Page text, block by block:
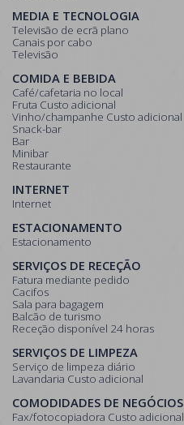
MEDIA E TECNOLOGIA
Televisão de ecrã plano
Canais por cabo
Televisão
COMIDA E BEBIDA
Café/cafetaria no local
Fruta Custo adicional
Vinho/champanhe Custo adicional
Snack-bar
Bar
Minibar
Restaurante
INTERNET
Internet
ESTACIONAMENTO
Estacionamento
SERVIÇOS DE RECEÇÃO
Fatura mediante pedido
Cacifos
Sala para bagagem
Balcão de turismo
Receção disponível 24 horas
SERVIÇOS DE LIMPEZA
Serviço de limpeza diário
Lavandaria Custo adicional
COMODIDADES DE NEGÓCIOS
Fax/fotocopiadora Custo adicional